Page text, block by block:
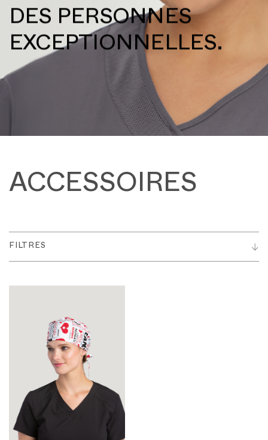
DES PERSONNES
EXCEPTIONNELLES.
ACCESSOIRES
FILTRES